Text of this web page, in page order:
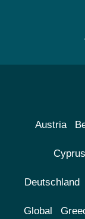
Austria
Cyprus
Deutschland
Global